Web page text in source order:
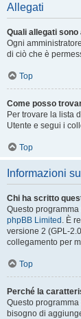
Allegati
Quali allegati
Ogni
di ciò che è
Top
Come posso
Per trovare la lista
Utente e segui i
Top
Informazioni
Chi ha scritto
Questo
phpBB Limited . È
versione 2 (GPL-
collegamento per
Top
Perché la
Questo
bisogno di